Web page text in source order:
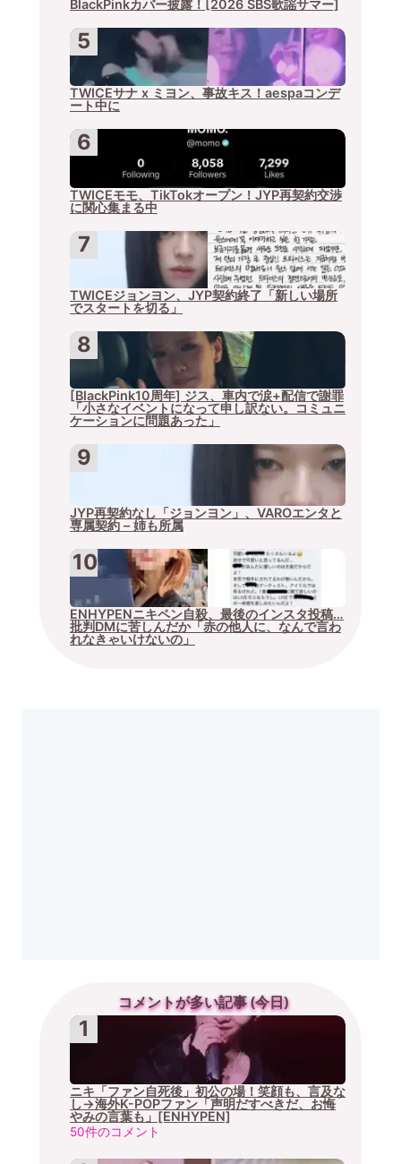
BlackPinkカバー披露！[2026 SBS歌謡サマー]
TWICEサナ x ミヨン、事故キス！aespaコンデ
ート中に
TWICEモモ、TikTokオープン！JYP再契約交渉
に関心集まる中
TWICEジョンヨン、JYP契約終了「新しい場所
でスタートを切る」
[BlackPink10周年] ジス、車内で涙+配信で謝罪
「小さなイベントになって申し訳ない。コミュニ
ケーションに問題あった」
JYP再契約なし「ジョンヨン」、VAROエンタと
専属契約 – 姉も所属
ENHYPENニキペン自殺、最後のインスタ投稿…
批判DMに苦しんだか「赤の他人に、なんで言わ
れなきゃいけないの」
コメントが多い記事 (今日)
ニキ「ファン自死後」初公の場！笑顔も、言及な
し→海外K-POPファン「声明だすべきだ、お悔
やみの言葉も」[ENHYPEN]
50件のコメント